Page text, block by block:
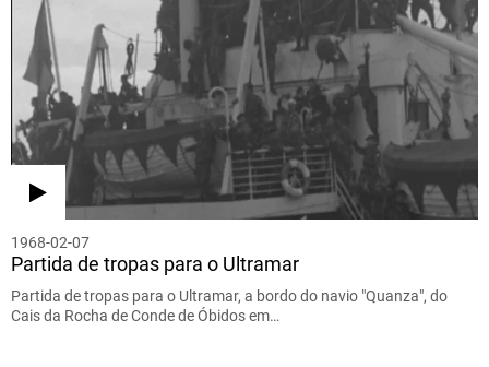
1968-02-07
Partida de tropas para o Ultramar
Partida de tropas para o Ultramar, a bordo do navio "Quanza", do
Cais da Rocha de Conde de Óbidos em…